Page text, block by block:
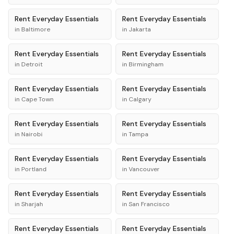
Rent Everyday Essentials
in Baltimore
Rent Everyday Essentials
in Jakarta
Rent Everyday Essentials
in Detroit
Rent Everyday Essentials
in Birmingham
Rent Everyday Essentials
in Cape Town
Rent Everyday Essentials
in Calgary
Rent Everyday Essentials
in Nairobi
Rent Everyday Essentials
in Tampa
Rent Everyday Essentials
in Portland
Rent Everyday Essentials
in Vancouver
Rent Everyday Essentials
in Sharjah
Rent Everyday Essentials
in San Francisco
Rent Everyday Essentials Rent Everyday Essentials